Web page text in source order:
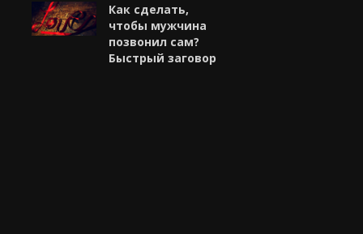
Как сделать,
чтобы мужчина
позвонил сам?
Быстрый заговор